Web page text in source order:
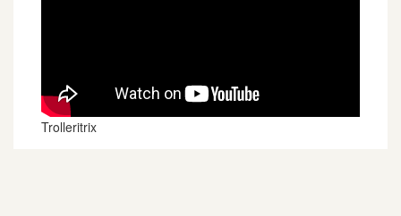
Trolleritrix